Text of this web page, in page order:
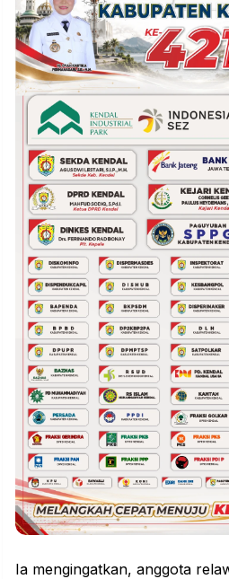
Ia mengingatkan, anggota